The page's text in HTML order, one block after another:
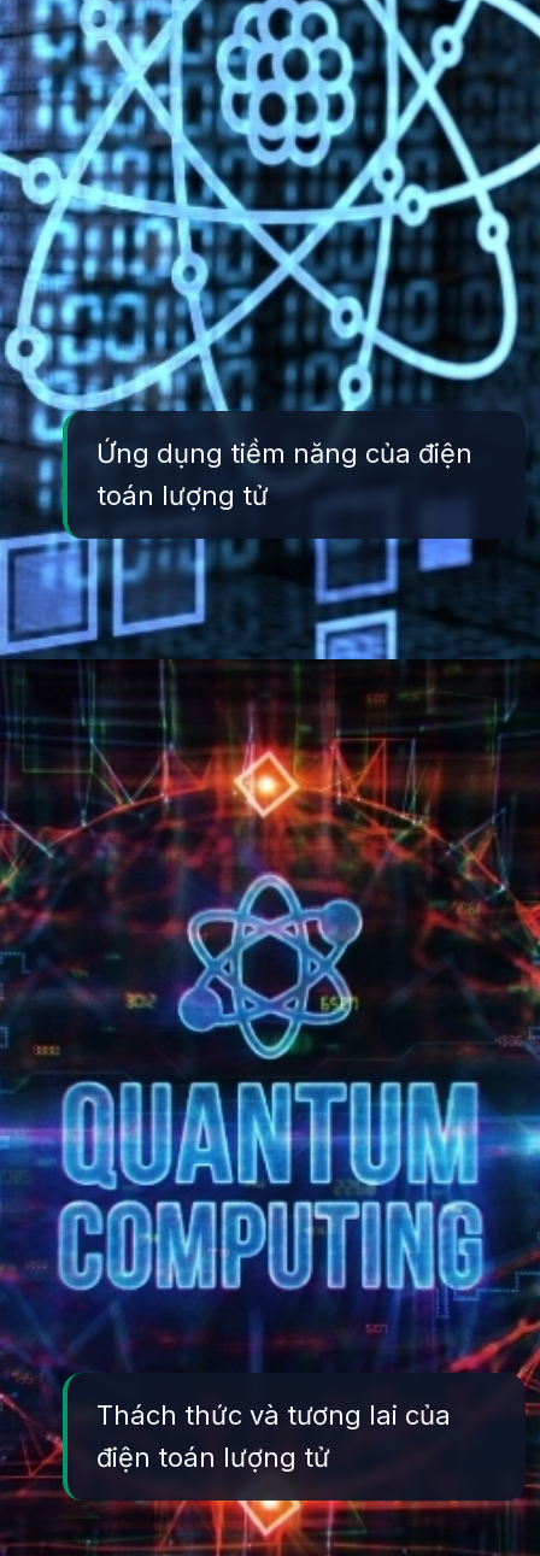
Ứng dụng tiềm năng của điện
toán lượng tử
Thách thức và tương lai của
điện toán lượng tử